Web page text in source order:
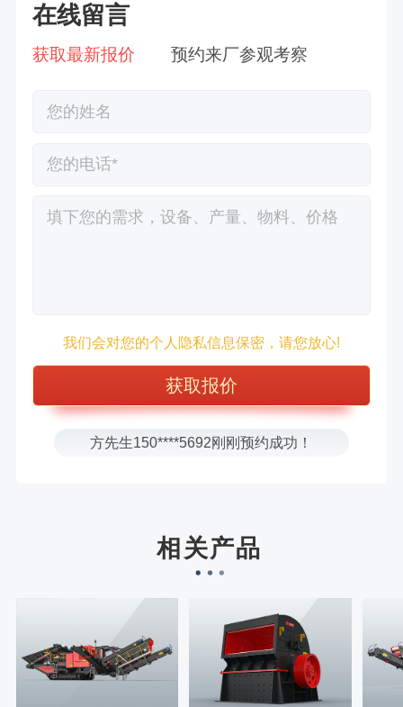
在线留言
获取最新报价 预约来厂参观考察
我们会对您的个人隐私信息保密，请您放心!
张先生131****7997刚刚预约成功！
方先生150****5692刚刚预约成功！
樊先生155****3710刚刚预约成功！
王先生183****6078刚刚预约成功！
相关产品